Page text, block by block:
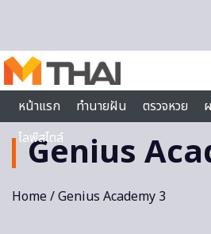
หน้าแรก
ทำนายฝัน ตรวจหวย
ไลฟ์สไตล์
Genius
Home/ Genius Academy 3